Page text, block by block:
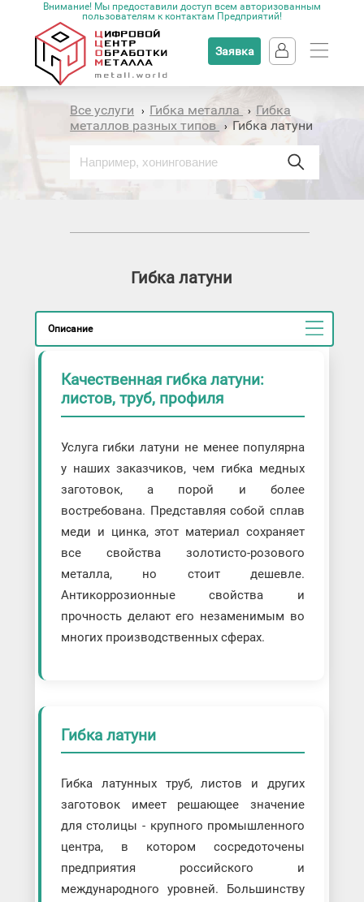
Внимание! Мы предоставили доступ всем авторизованным
пользователям к контактам Предприятий!
Заявка
Все услуги › Гибка металла › Гибка
металлов разных типов
›Гибка латуни
Гибка латуни
Описание
Качественная гибка латуни:
листов, труб, профиля
Услуга гибки латуни не менее популярна
у наших заказчиков, чем гибка медных
заготовок, а порой и более
востребована. Представляя собой сплав
меди и цинка, этот материал сохраняет
все свойства золотисто-розового
металла, но стоит дешевле.
Антикоррозионные свойства и
прочность делают его незаменимым во
многих производственных сферах.
Гибка латуни
Гибка латунных труб, листов и других
заготовок имеет решающее значение
для столицы - крупного промышленного
центра, в котором сосредоточены
предприятия российского и
международного уровней. Большинству